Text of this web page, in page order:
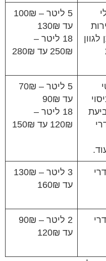
5 ליטר – 100₪
עד 130₪
18 ליטר –
250₪ עד 280₪
5 ליטר – 70₪
עד 90₪
18 ליטר –
120₪ עד 150₪
3 ליטר – 130₪
עד 160₪
2 ליטר – 90₪
עד 120₪